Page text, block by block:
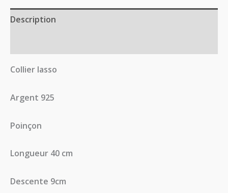
Description
Collier lasso
Argent 925
Poinçon
Longueur 40 cm
Descente 9cm